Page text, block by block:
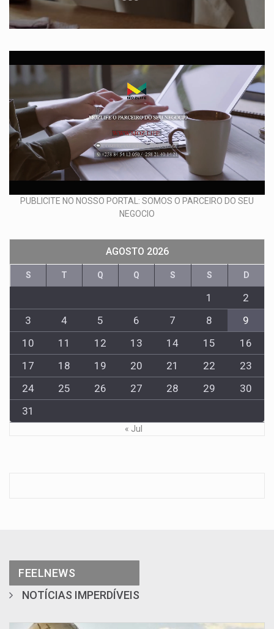
PUBLICITE NO NOSSO PORTAL: SOMOS O PARCEIRO DO SEU
NEGOCIO
AGOSTO 2026
S T Q Q S S D
1
2
3
4 5 6 7 8
9
10
11 12 13 14 15
16
17
18 19 20 21 22
23
24
25 26 27 28 29
30
31
« Jul
FEELNEWS
NOTÍCIAS IMPERDÍVEIS